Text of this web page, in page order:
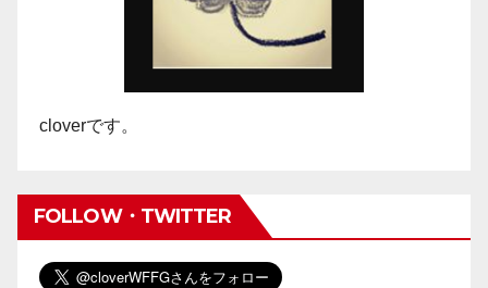
ン
cloverです。
FOLLOW・TWITTER